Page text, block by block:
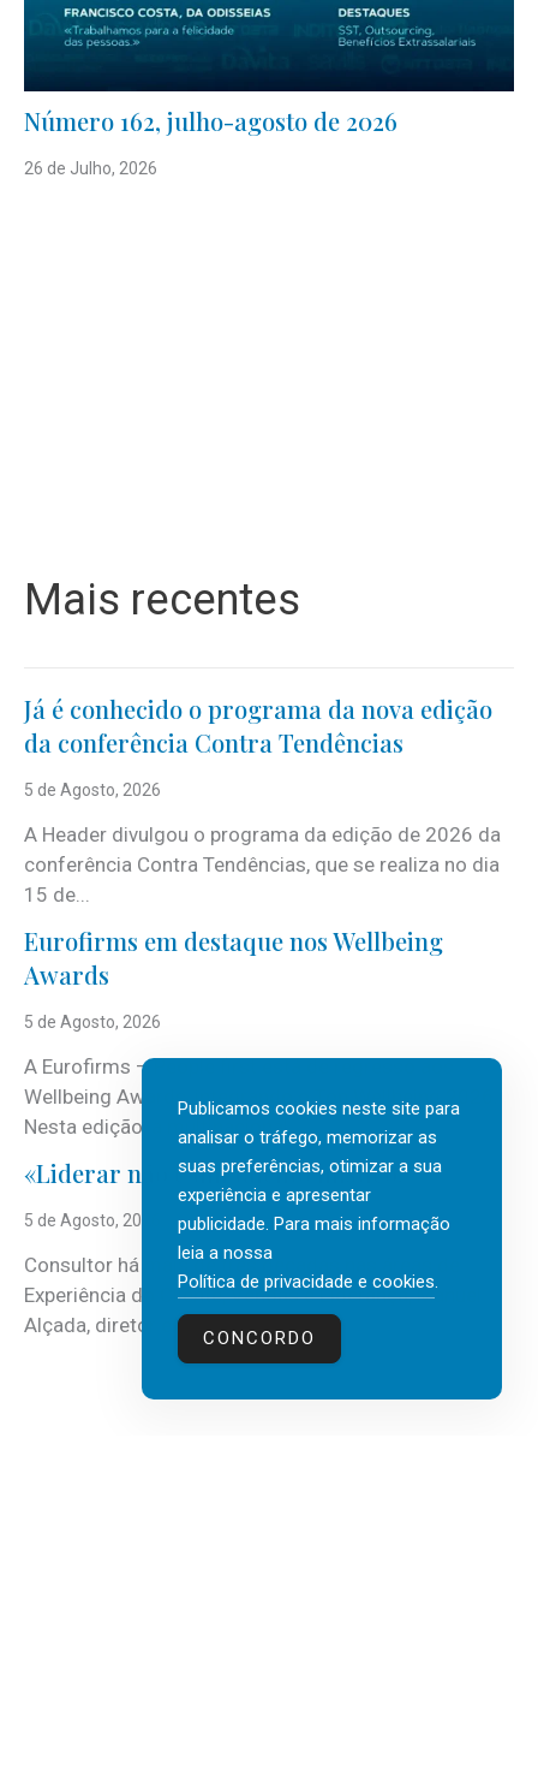
Número 162, julho-agosto de 2026
26 de Julho, 2026
Mais recentes
Já é conhecido o programa da nova edição
da conferência Contra Tendências
5 de Agosto, 2026
A Header divulgou o programa da edição de 2026 da
conferência Contra Tendências, que se realiza no dia
15 de...
Eurofirms em destaque nos Wellbeing
Awards
5 de Agosto, 2026
A Eurofirms – People first está de regresso aos
Wellbeing Awards, integrando o Top Wellbeing 2026.
Nesta edição, a multinacional...
«Liderar não é um talento místico.»
5 de Agosto, 2026
Consultor há mais de três décadas nas áreas de
Experiência do Cliente, Vendas e Liderança, Manuel
Alçada, diretor executivo da...
Publicamos cookies neste site para
analisar o tráfego, memorizar as
suas preferências, otimizar a sua
experiência e apresentar
publicidade. Para mais informação
leia a nossa
Política de privacidade e cookies.
CONCORDO